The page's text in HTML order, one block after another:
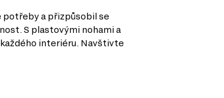
potřeby a přizpůsobil se
S plastovými nohami a
interiéru. Navštivte